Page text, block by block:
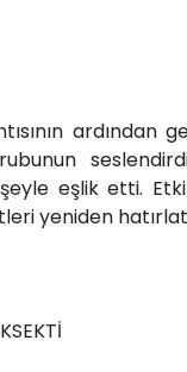
eşlik etti.
yeniden